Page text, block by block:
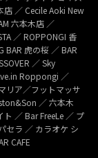
店 ／ Cecile Aoki New
六本木店 ／
／ ROPPONGI 香
BAR 虎の桜 ／ BAR
／ Sky
Roppongi ／
リア／フットマッサ
／ 六本木
ト ／ Bar FreeLe ／ プ
セラ ／ カラオケ シ
CAFE